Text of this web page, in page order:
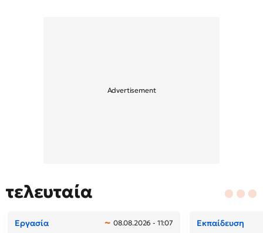
τελευταία
Εργασία 08.08.2026 - 11:07 Εκπαίδευση